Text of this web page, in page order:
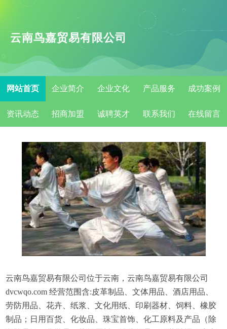
云南鸟嘉贸易有限公司
网站首页 企业简介 企业文化 产品服务 成功案例
资讯动态 招商加盟 诚聘英才 联系我们 在线留言
云南鸟嘉贸易有限公司位于云南，云南鸟嘉贸易有限公司
dvcwqo.com 经营范围含:皮革制品、文体用品、酒店用品、
劳防用品、花卉、纸浆、文化用纸、印刷器材、饲料、橡胶
制品；日用百货、化妆品、珠宝首饰、化工原料及产品（除